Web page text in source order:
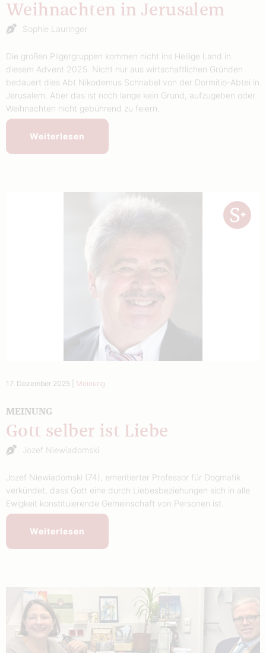
Weihnachten in Jerusalem
Sophie Lauringer
Die großen Pilgergruppen kommen nicht ins Heilige Land in
diesem Advent 2025. Nicht nur aus wirtschaftlichen Gründen
bedauert dies Abt Nikodemus Schnabel von der Dormitio-Abtei in
Jerusalem. Aber das ist noch lange kein Grund, aufzugeben oder
Weihnachten nicht gebührend zu feiern.
Weiterlesen
17. Dezember 2025 Meinung
MEINUNG
Gott selber ist Liebe
Jozef Niewiadomski
Jozef Niewiadomski (74), emeritierter Professor für Dogmatik
verkündet, dass Gott eine durch Liebesbeziehungen sich in alle
Ewigkeit konstituierende Gemeinschaft von Personen ist.
Weiterlesen